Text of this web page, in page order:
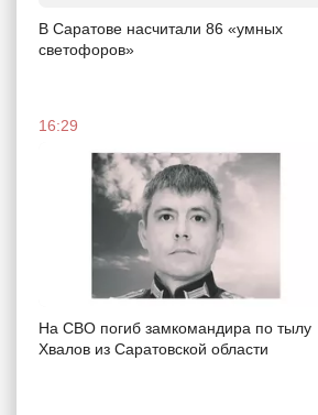
В Саратове насчитали 86 «умных
светофоров»
16:29
На СВО погиб замкомандира по тылу
Хвалов из Саратовской области